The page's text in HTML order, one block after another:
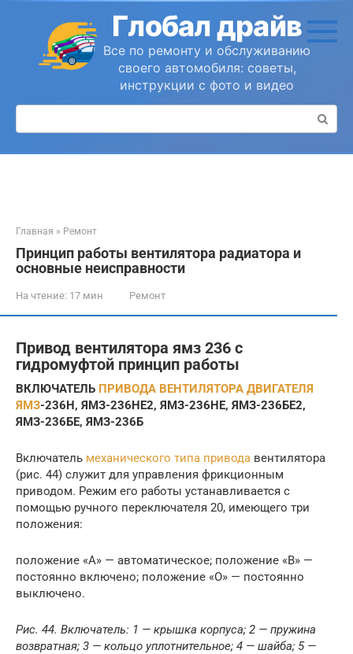
контенту
Глобал драйв
Все по ремонту и обслуживанию
своего автомобиля: советы,
инструкции с фото и видео
Поиск:
Главная » Ремонт
Принцип работы вентилятора радиатора и
основные неисправности
На чтение: 17 мин Ремонт
Привод вентилятора ямз 236 с
гидромуфтой принцип работы
ВКЛЮЧАТЕЛЬ ПРИВОДА ВЕНТИЛЯТОРА ДВИГАТЕЛЯ
ЯМЗ-236Н, ЯМЗ-236НЕ2, ЯМЗ-236НЕ, ЯМЗ-236БЕ2,
ЯМЗ-236БЕ, ЯМЗ-236Б
Включатель механического типа привода вентилятора
(рис. 44) служит для управления фрикционным
приводом. Режим его работы устанавливается с
помощью ручного переключателя 20, имеющего три
положения:
положение «А» — автоматическое; положение «В» —
постоянно включено; положение «О» — постоянно
выключено.
Рис. 44. Включатель: 1 — крышка корпуса; 2 — пружина
возвратная; 3 — кольцо уплотнительное; 4 — шайба; 5 —